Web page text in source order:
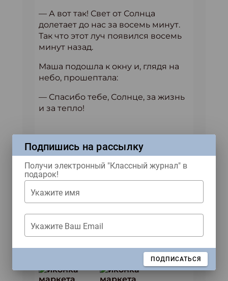
— А вот так! Свет от Солнца
долетает до нас за восемь минут.
Так что этот луч появился восемь
минут назад.
Маша подошла к окну и, глядя на
небо, прошептала:
— Спасибо тебе, Солнце, за жизнь
и за тепло!
Материал из «Классного
журнала» №4 2022 года.
Подпишись на рассылку
Получи электронный "Классный журнал" в
подарок!
Укажите имя
Укажите Ваш Email
ПОДПИСАТЬСЯ